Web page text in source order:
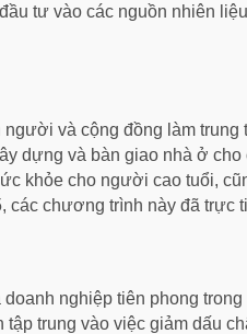
tư vào các nguồn nhiên
và cộng đồng làm
dựng và bàn giao nhà ở
khỏe cho người cao tuổi,
các chương trình này đã
nghiệp tiên phong
trung vào việc giảm dấu